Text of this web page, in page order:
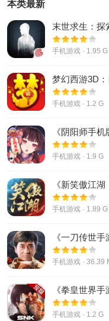
本类最新
末世求生：探
手机游戏 · 1.95 G
梦幻西游3D
手机游戏 · 1.2 G
《阴阳师手
手机游戏 · 1.9 G
《新笑傲江
验》
手机游戏 · 1.89 G
《一刀传世
手机游戏 · 36.39
《拳皇世界
验》
手机游戏 · 1.2 G